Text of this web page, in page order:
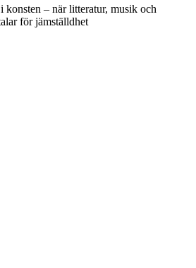
konsten – när litteratur, musik och
för jämställdhet